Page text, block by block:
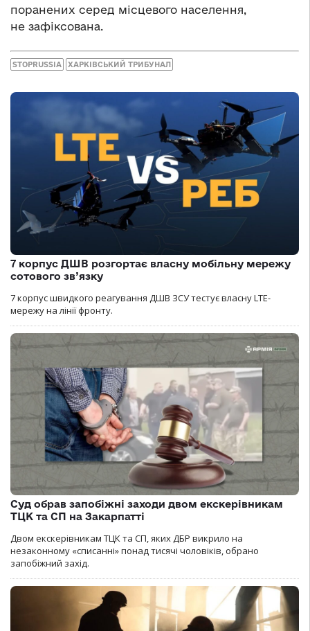
поранених серед місцевого населення,
не зафіксована.
STOPRUSSIA ХАРКІВСЬКИЙ ТРИБУНАЛ
7 корпус ДШВ розгортає власну мобільну мережу
сотового зв’язку
7 корпус швидкого реагування ДШВ ЗСУ тестує власну LTE-
мережу на лінії фронту.
Суд обрав запобіжні заходи двом екскерівникам
ТЦК та СП на Закарпатті
Двом екскерівникам ТЦК та СП, яких ДБР викрило на
незаконному «списанні» понад тисячі чоловіків, обрано
запобіжний захід.